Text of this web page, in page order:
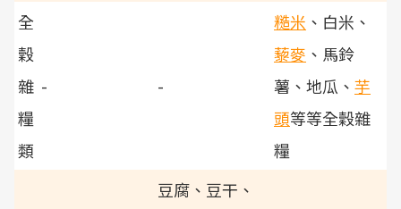
全
穀
雜
糧
類
- -
糙米 、白米、
藜麥 、馬鈴
薯、地瓜、 芋
頭等等全穀雜
糧
豆腐、豆干、